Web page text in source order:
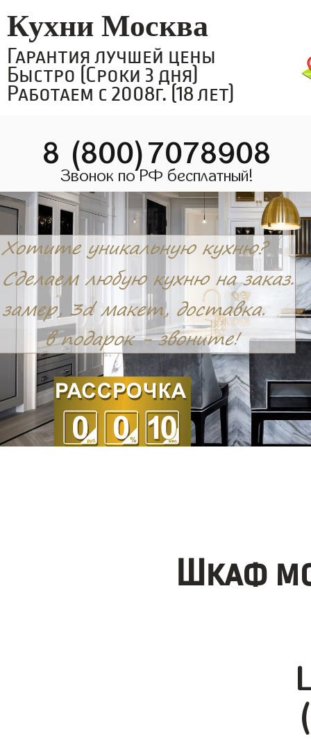
Кухни Москва
Гарантия лучшей цены
Быстро (Сроки 3 дня)
Работаем с 2008г. (18 лет)
8 (800)7078908
Звонок по РФ бесплатный!
Шкаф